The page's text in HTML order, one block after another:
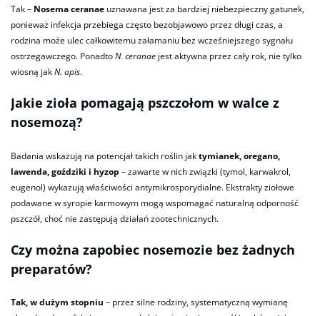
Tak – Nosema ceranae uznawana jest za bardziej niebezpieczny gatunek,
ponieważ infekcja przebiega często bezobjawowo przez długi czas, a
rodzina może ulec całkowitemu załamaniu bez wcześniejszego sygnału
ostrzegawczego. PonadtoN. ceranae jest aktywna przez cały rok, nie tylko
wiosną jakN. apis.
Jakie zioła pomagają pszczołom w walce z
nosemozą?
Badania wskazują na potencjał takich roślin jaktymianek, oregano,
lawenda, goździki i hyzop – zawarte w nich związki (tymol, karwakrol,
eugenol) wykazują właściwości antymikrosporydialne. Ekstrakty ziołowe
podawane w syropie karmowym mogą wspomagać naturalną odporność
pszczół, choć nie zastępują działań zootechnicznych.
Czy można zapobiec nosemozie bez żadnych
preparatów?
Tak, w dużym stopniu – przez silne rodziny, systematyczną wymianę